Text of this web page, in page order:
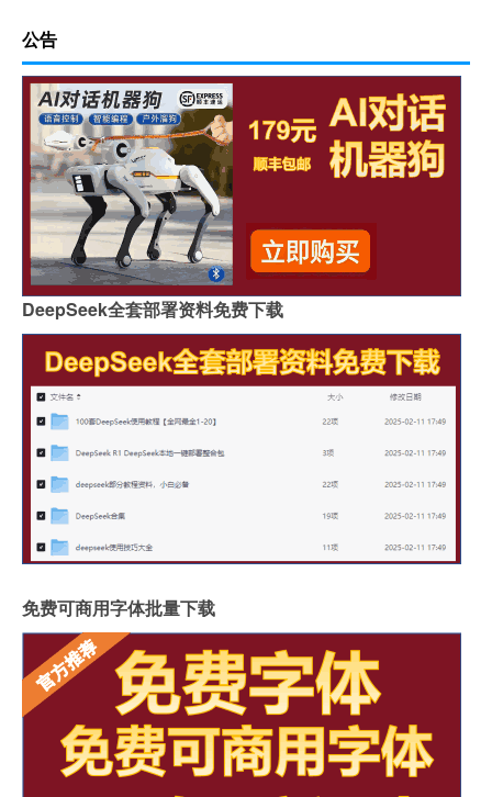
公告
DeepSeek全套部署资料免费下载
免费可商用字体批量下载